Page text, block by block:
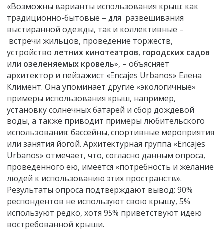
«Возможны варианты использования крыш: как
традиционно-бытовые – для развешивания
выстиранной одежды, так и коллективные –
встречи жильцов, проведение торжеств,
устройство летних кинотеатров, городских садов
или озеленяемых кровель», – объясняет
архитектор и пейзажист «Encajes Urbanos» Елена
Климент. Она упоминает другие «экологичные»
примеры использования крыш, например,
установку солнечных батарей и сбор дождевой
воды, а также приводит примеры любительского
использования: бассейны, спортивные мероприятия
или занятия йогой. Архитектурная группа «Encajes
Urbanos» отмечает, что, согласно данным опроса,
проведенного ею, имеется «потребность и желание
людей к использованию этих пространств».
Результаты опроса подтверждают вывод: 90%
респондентов не используют свою крышу, 5%
используют редко, хотя 95% приветствуют идею
востребованной крыши.